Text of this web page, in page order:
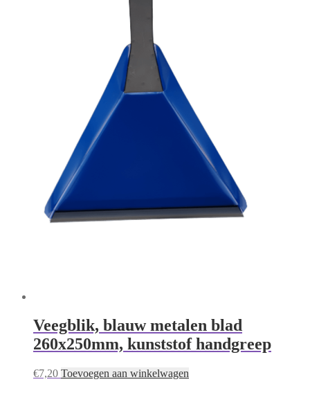
Veegblik, blauw metalen blad
260x250mm, kunststof handgreep
€7,20 Toevoegen aan winkelwagen